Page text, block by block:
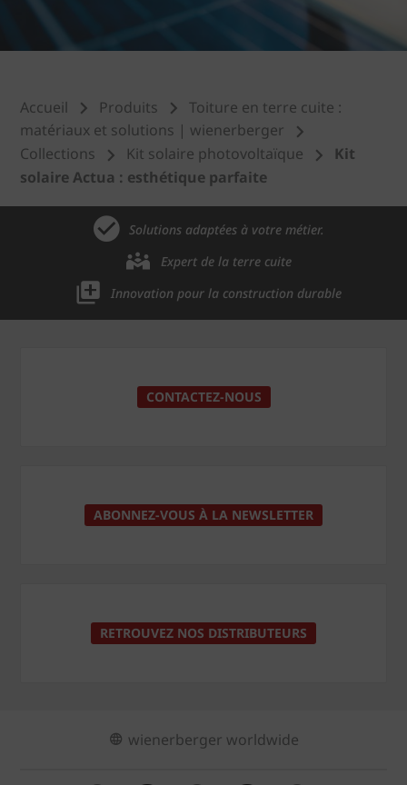
Accueil Produits
Toiture en terre cuite :
matériaux et solutions | wienerberger
Collections
Kit solaire photovoltaïque
Kit
solaire Actua : esthétique parfaite
Solutions adaptées à votre métier.
Expert de la terre cuite
Innovation pour la construction durable
CONTACTEZ-NOUS
ABONNEZ-VOUS À LA NEWSLETTER
RETROUVEZ NOS DISTRIBUTEURS
wienerberger worldwide